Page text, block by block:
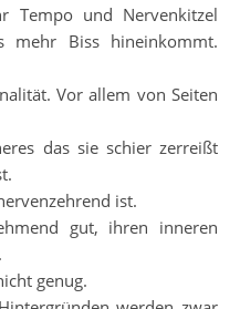
Tempo und Nervenkitzel
mehr Biss hineinkommt.
Vor allem von Seiten
das sie schier zerreißt
ist.
gut, ihren inneren
genug.